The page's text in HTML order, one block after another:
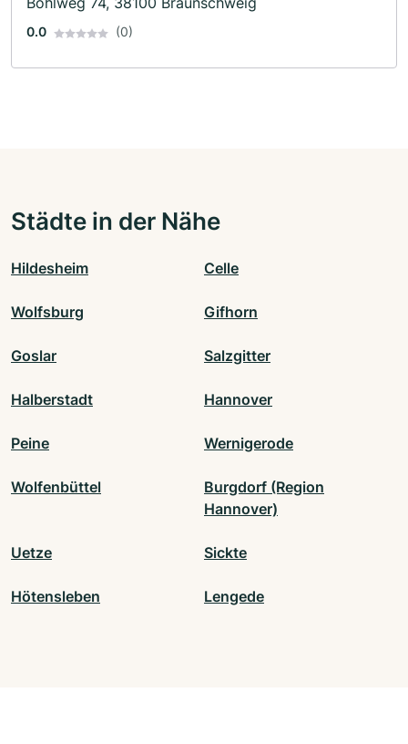
0.0 (0)
Städte in der Nähe
Hildesheim Celle
Wolfsburg Gifhorn
Goslar Salzgitter
Halberstadt Hannover
Peine Wernigerode
Wolfenbüttel
Burgdorf (Region
Hannover)
Uetze Sickte
Hötensleben Lengede